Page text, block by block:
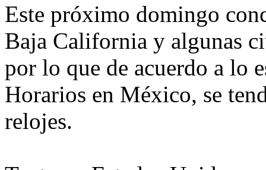
Este próximo domingo
Baja California y algunas
por lo que de acuerdo a lo
Horarios en México, se
relojes.